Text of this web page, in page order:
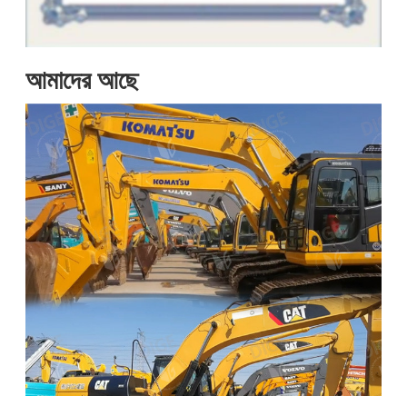
আমাদের আছে